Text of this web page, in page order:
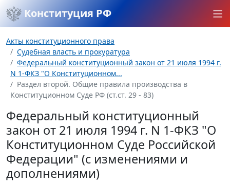
Конституция РФ
Акты конституционного права
Судебная власть и прокуратура
Федеральный конституционный закон от 21 июля 1994 г.
N 1-ФКЗ "О Конституционном...
Раздел второй. Общие правила производства в
Конституционном Суде РФ (ст.ст. 29 - 83)
Федеральный конституционный
закон от 21 июля 1994 г. N 1-ФКЗ "О
Конституционном Суде Российской
Федерации" (с изменениями и
дополнениями)